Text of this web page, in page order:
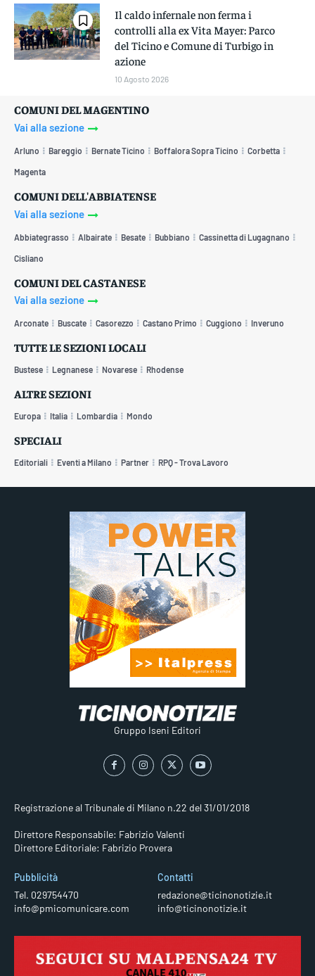
Il caldo infernale non ferma i
controlli alla ex Vita Mayer: Parco
del Ticino e Comune di Turbigo in
azione
10 Agosto 2026
COMUNI DEL MAGENTINO
Vai alla sezione
Arluno Bareggio Bernate Ticino Boffalora Sopra Ticino Corbetta
Magenta
COMUNI DELL'ABBIATENSE
Vai alla sezione
Abbiategrasso Albairate Besate Bubbiano Cassinetta di Lugagnano
Cisliano
COMUNI DEL CASTANESE
Vai alla sezione
Arconate Buscate Casorezzo Castano Primo Cuggiono Inveruno
TUTTE LE SEZIONI LOCALI
Bustese Legnanese Novarese Rhodense
ALTRE SEZIONI
Europa Italia Lombardia Mondo
SPECIALI
Editoriali Eventi a Milano Partner RPQ - Trova Lavoro
Gruppo Iseni Editori
Registrazione al Tribunale di Milano n.22 del 31/01/2018
Direttore Responsabile: Fabrizio Valenti
Direttore Editoriale: Fabrizio Provera
Pubblicità
Tel. 029754470
info@pmicomunicare.com
Contatti
redazione@ticinonotizie.it
info@ticinonotizie.it